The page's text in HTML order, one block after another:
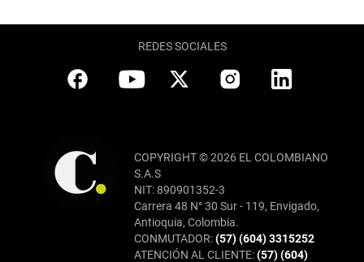
REDES SOCIALES
COPYRIGHT © 2026 EL COLOMBIANO
S.A.S
NIT: 890901352-3
Carrera 48 N° 30 Sur - 119, Envigado,
Antioquia, Colombia.
CONMUTADOR:(57) (604) 3315252
ATENCIÓN AL CLIENTE:(57) (604)